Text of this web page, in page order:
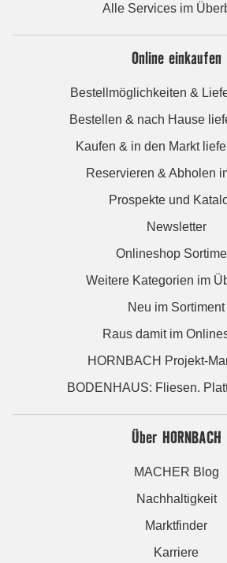
Alle Services im
Online einkaufen
Bestellmöglichkeiten &
Bestellen & nach Hause
Kaufen & in den Markt
Reservieren & Abholen
Prospekte und
Newsletter
Onlineshop
Weitere Kategorien im
Neu im Sortiment
Raus damit im
HORNBACH Projekt-
BODENHAUS: Fliesen.
Über HORNBACH
MACHER Blog
Nachhaltigkeit
Marktfinder
Karriere